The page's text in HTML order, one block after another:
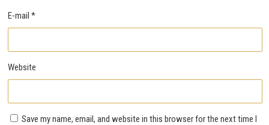
E-mail*
Website
Save my name, email, and website in this browser for the next time I